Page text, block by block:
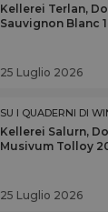
Kellerei Terlan,
Sauvignon Blanc
25 Luglio 2026
SU I QUADERNI DI
Kellerei Salurn,
Musivum Tolloy
25 Luglio 2026